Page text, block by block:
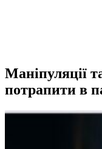
Маніпуляції
потрапити в